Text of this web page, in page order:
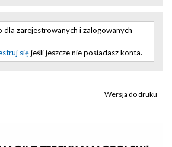
zarejestrowanych i zalogowanych
sięjeśli jeszcze nie posiadasz konta.
Wersja do druku